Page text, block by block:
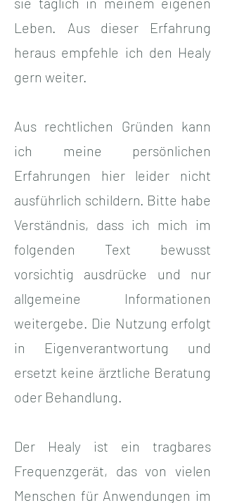
Leben. Aus dieser Erfahrung
heraus empfehle ich den Healy
gern weiter.
Aus rechtlichen Gründen kann
ich meine persönlichen
Erfahrungen hier leider nicht
ausführlich schildern. Bitte habe
Verständnis, dass ich mich im
folgenden Text bewusst
vorsichtig ausdrücke und nur
allgemeine Informationen
weitergebe. Die Nutzung erfolgt
in Eigenverantwortung und
ersetzt keine ärztliche Beratung
oder Behandlung.
Der Healy ist ein tragbares
Frequenzgerät, das von vielen
Menschen für Anwendungen im